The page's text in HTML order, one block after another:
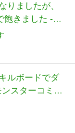
りましたが、
飽きました -
(アース・ス
ルボードでダ
スターコミッ